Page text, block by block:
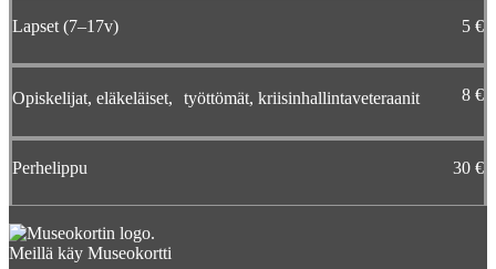
Lapset (7–17v) 5 €
Opiskelijat, eläkeläiset, työttömät, kriisinhallintaveteraanit 8 €
Perhelippu 30 €
Meillä käy Museokortti